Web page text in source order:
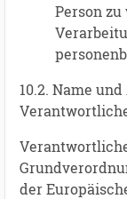
Person
10.2. Name
der